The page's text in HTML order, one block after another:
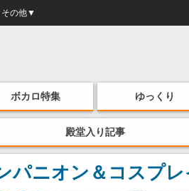
その他▼
ボカロ特集 ゆっくり
殿堂入り記事
ニオン＆コスプレ